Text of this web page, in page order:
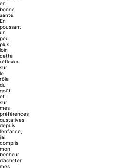
en
bonne
santé.
En
poussant
un
peu
plus
loin
cette
réflexion
sur
le
rôle
du
goût
et
sur
mes
préférences
gustatives
depuis
l’enfance,
j’ai
compris
mon
bonheur
d’acheter
mes